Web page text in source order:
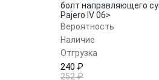
болт направляющего
Pajero IV 06>
Вероятность
Наличие
Отгрузка
240 ₽
252 ₽